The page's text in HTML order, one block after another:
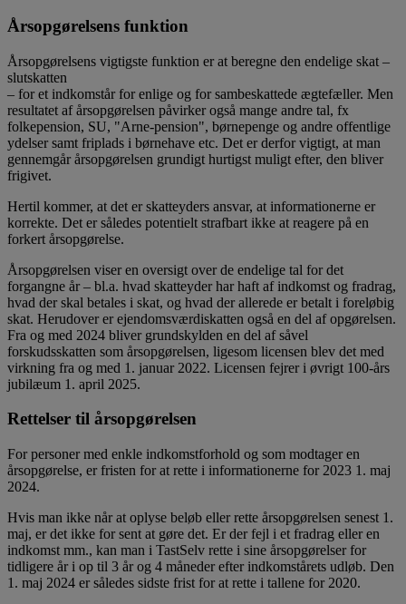
Årsopgørelsens funktion
Årsopgørelsens vigtigste funktion er at beregne den endelige skat –
slutskatten
– for et indkomstår for enlige og for sambeskattede ægtefæller. Men
resultatet af årsopgørelsen påvirker også mange andre tal, fx
folkepension, SU, "Arne-pension", børnepenge og andre offentlige
ydelser samt friplads i børnehave etc. Det er derfor vigtigt, at man
gennemgår årsopgørelsen grundigt hurtigst muligt efter, den bliver
frigivet.
Hertil kommer, at det er skatteyders ansvar, at informationerne er
korrekte. Det er således potentielt strafbart ikke at reagere på en
forkert årsopgørelse.
Årsopgørelsen viser en oversigt over de endelige tal for det
forgangne år – bl.a. hvad skatteyder har haft af indkomst og fradrag,
hvad der skal betales i skat, og hvad der allerede er betalt i foreløbig
skat. Herudover er ejendomsværdiskatten også en del af opgørelsen.
Fra og med 2024 bliver grundskylden en del af såvel
forskudsskatten som årsopgørelsen, ligesom licensen blev det med
virkning fra og med 1. januar 2022. Licensen fejrer i øvrigt 100-års
jubilæum 1. april 2025.
Rettelser til årsopgørelsen
For personer med enkle indkomstforhold og som modtager en
årsopgørelse, er fristen for at rette i informationerne for 2023 1. maj
2024.
Hvis man ikke når at oplyse beløb eller rette årsopgørelsen senest 1.
maj, er det ikke for sent at gøre det. Er der fejl i et fradrag eller en
indkomst mm., kan man i TastSelv rette i sine årsopgørelser for
tidligere år i op til 3 år og 4 måneder efter indkomstårets udløb. Den
1. maj 2024 er således sidste frist for at rette i tallene for 2020.